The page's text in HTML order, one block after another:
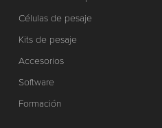
Células de pesaje
Kits de pesaje
Accesorios
Software
Formación